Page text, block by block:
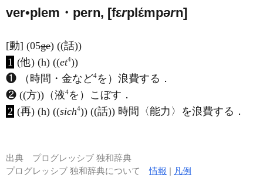
ver•plem・pern, [fεrplέmpərn]
[動] (05ge) ((話))
1 (他) (h) ((et4))
❶ （時間・金など4を）浪費する．
❷ ((方))（液4を）こぼす．
2 (再) (h) ((sich4)) ((話)) 時間〈能力〉を浪費する．
出典 プログレッシブ 独和辞典
プログレッシブ 独和辞典について情報 | 凡例